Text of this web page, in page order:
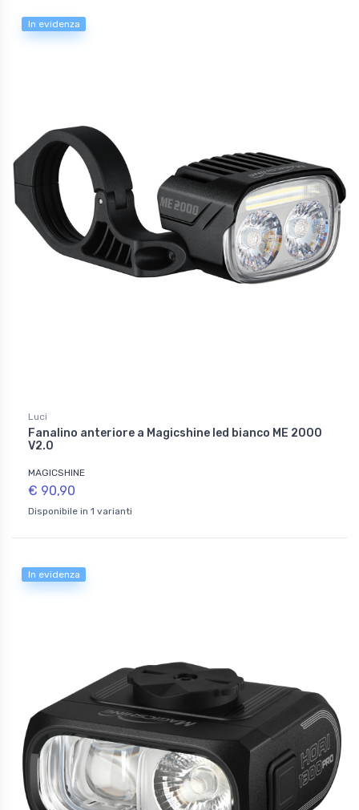
In evidenza
Luci
Fanalino anteriore a Magicshine led bianco ME 2000
V2.0
MAGICSHINE
€ 90,90
Disponibile in 1 varianti
In evidenza